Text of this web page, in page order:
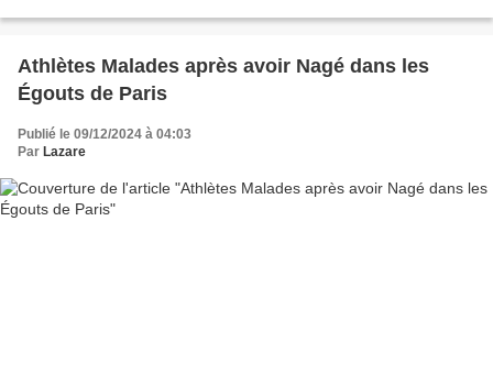
Athlètes Malades après avoir Nagé dans les
Égouts de Paris
Publié le 09/12/2024 à 04:03
Par Lazare